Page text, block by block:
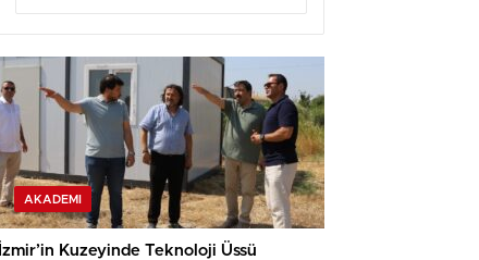
AKADEMI
İzmir’in Kuzeyinde Teknoloji Üssü